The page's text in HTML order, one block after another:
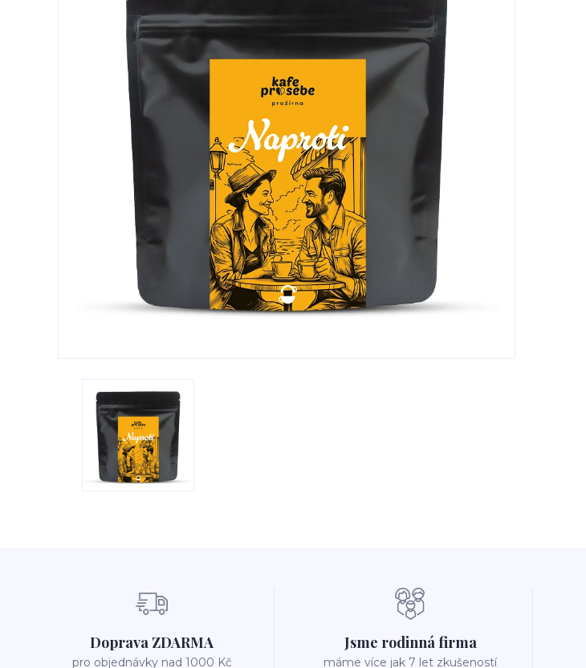
Doprava ZDARMA
pro objednávky nad 1000 Kč
Jsme rodinná firma
máme více jak 7 let zkušeností